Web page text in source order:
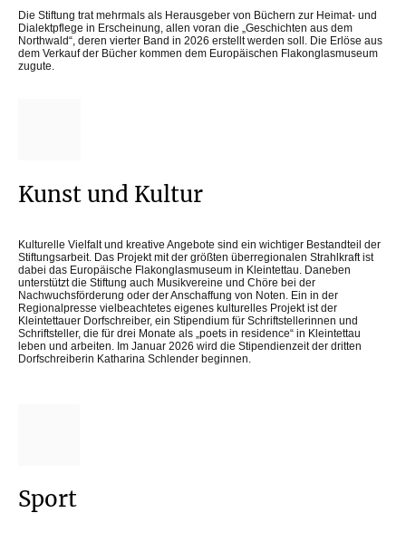
Die Stiftung trat mehrmals als Herausgeber von Büchern zur Heimat- und
Dialektpflege in Erscheinung, allen voran die „Geschichten aus dem
Northwald“, deren vierter Band in 2026 erstellt werden soll. Die Erlöse aus
dem Verkauf der Bücher kommen dem Europäischen Flakonglasmuseum
zugute.
Kunst und Kultur
Kulturelle Vielfalt und kreative Angebote sind ein wichtiger Bestandteil der
Stiftungsarbeit. Das Projekt mit der größten überregionalen Strahlkraft ist
dabei das Europäische Flakonglasmuseum in Kleintettau. Daneben
unterstützt die Stiftung auch Musikvereine und Chöre bei der
Nachwuchsförderung oder der Anschaffung von Noten. Ein in der
Regionalpresse vielbeachtetes eigenes kulturelles Projekt ist der
Kleintettauer Dorfschreiber, ein Stipendium für Schriftstellerinnen und
Schriftsteller, die für drei Monate als „poets in residence“ in Kleintettau
leben und arbeiten. Im Januar 2026 wird die Stipendienzeit der dritten
Dorfschreiberin Katharina Schlender beginnen.
Sport